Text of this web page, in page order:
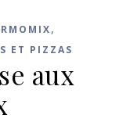
,
ET PIZZAS
aux